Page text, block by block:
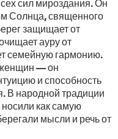
сил мироздания. Он
Солнца, священного
защищает от
ауру от
семейную гармонию.
— он
и способность
В народной традиции
как самую
мысли и речь от